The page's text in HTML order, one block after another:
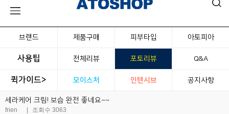
브랜드 제품구매 피부타입 아토피아
사용팁 전체리뷰 포토리뷰 Q&A
퀵가이드> 모이스처 인텐시브 공지사항
세라케어 크림! 보습 완전 좋네요~~
frien | 조회수 3063